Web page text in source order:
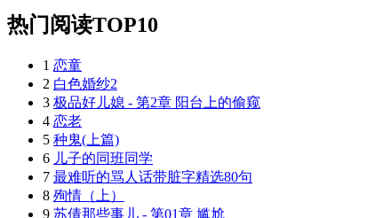
热门阅读TOP10
1 恋童
2 白色婚纱2
3 极品好儿媳 - 第2章 阳台上的偷窥
4 恋老
5 种鬼(上篇)
6 儿子的同班同学
7 最难听的骂人话带脏字精选80句
8 殉情（上）
9 苏倩那些事儿 - 第01章 尴尬